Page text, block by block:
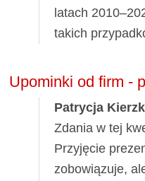
latach
takich
Upominki od firm -
Patrycja
Zdania w tej
Przyjęcie
zobowiązuje,